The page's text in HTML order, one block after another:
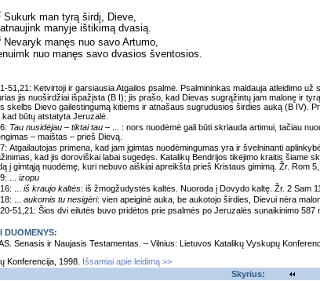
Sukurk man tyrą širdį, Dieve,
manyje ištikimą dvasią.
Nevaryk manęs nuo savo Artumo,
nuo manęs savo dvasios šventosios.
51,21: Ketvirtoji ir garsiausia Atgailos psalmė. Psalmininkas maldauja atleidimo už
jis nuoširdžiai išpažįsta (B I); jis prašo, kad Dievas sugrąžintų jam malonę ir
skelbs Dievo gailestingumą kitiems ir atnašaus sugrudusios širdies auką (B IV).
būtų atstatyta Jeruzalė.
Tau nusidėjau – tiktai tau – ... : nors nuodėmė gali būti skriauda artimui, tačiau
– maištas – prieš Dievą.
Atgailautojas primena, kad jam įgimtas nuodėmingumas yra ir švelninanti
kad jis doroviškai labai sugedęs. Katalikų Bendrijos tikėjimo kraitis šiame
į gimtąją nuodėmę, kuri nebuvo aiškiai apreikšta prieš Kristaus gimimą. Žr. Rom
... izopu
... iš kraujo kaltės: iš žmogžudystės kaltės. Nuoroda į Dovydo kaltę. Žr. 2 Sam
... aukomis tu nesigėri: vien apeiginė auka, be aukotojo širdies, Dievui nėra
51,21: Šios dvi eilutės buvo pridėtos prie psalmės po Jeruzalės sunaikinimo 587
DUOMENYS:
Senasis ir Naujasis Testamentas. – Vilnius: Lietuvos Katalikų Vyskupų
Konferencija, 1998.
Išsamiai apie leidimą >>
Skyrius: